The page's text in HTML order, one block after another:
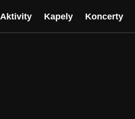
Aktivity Kapely Koncerty